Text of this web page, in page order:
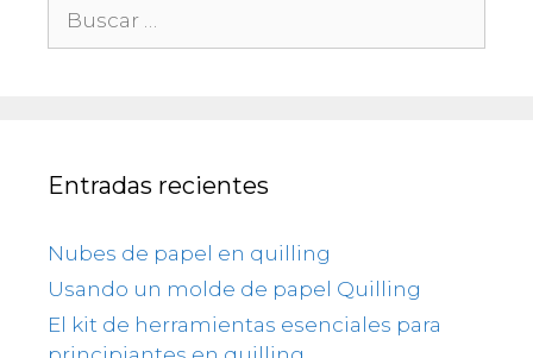
Entradas recientes
Nubes de papel en quilling
Usando un molde de papel Quilling
El kit de herramientas esenciales para